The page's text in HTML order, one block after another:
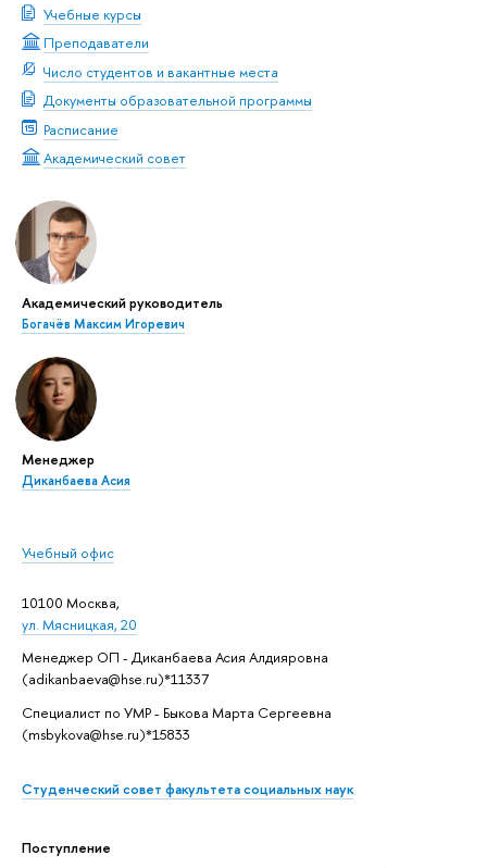
Учебные курсы
Преподаватели
Число студентов и вакантные места
Документы образовательной программы
Расписание
Академический совет
Академический руководитель
Богачёв Максим Игоревич
Менеджер
Диканбаева Асия
Учебный офис
10100 Москва,
ул. Мясницкая, 20
Менеджер ОП - Диканбаева Асия Алдияровна
(adikanbaeva@hse.ru)*11337
Специалист по УМР - Быкова Марта Сергеевна
(msbykova@hse.ru)*15833
Студенческий совет факультета социальных наук
Поступление